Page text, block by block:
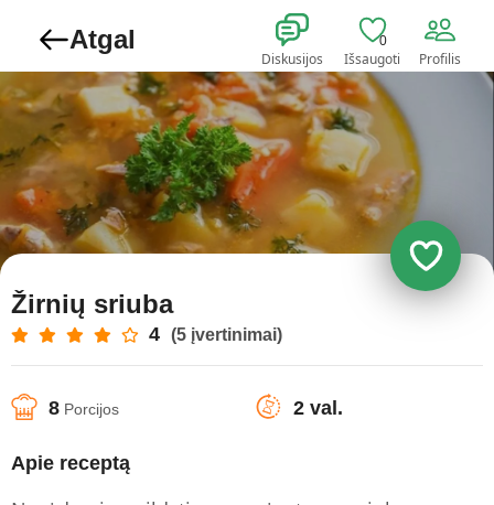
Atgal
Diskusijos
0
Išsaugoti Profilis
Žirnių sriuba
4 (5 įvertinimai)
8 Porcijos 2 val.
Apie receptą